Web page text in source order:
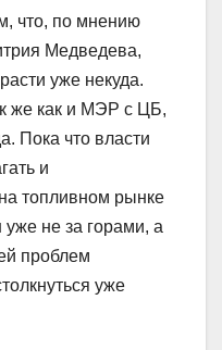
что, по мнению
Медведева,
уже некуда.
же как и МЭР с ЦБ,
Пока что власти
и
топливном рынке
не за горами, а
проблем
уже